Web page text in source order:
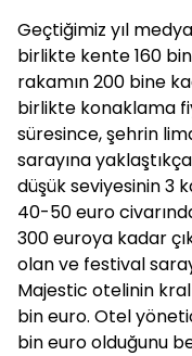
Geçtiğimiz yıl
birlikte kente 160
rakamın 200 bine
birlikte konaklama
süresince, şehrin
sarayına
düşük seviyesinin 3
40-50 euro
300 euroya kadar
olan ve festival
Majestic otelinin
bin euro. Otel
bin euro olduğunu